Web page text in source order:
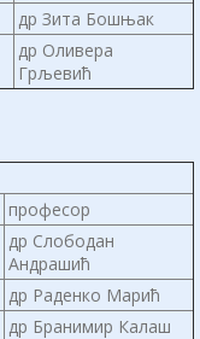
др Зита Бошњак
др Оливера
Грљевић
професор
др Слободан
Андрашић
др Раденко Марић
др Бранимир Калаш